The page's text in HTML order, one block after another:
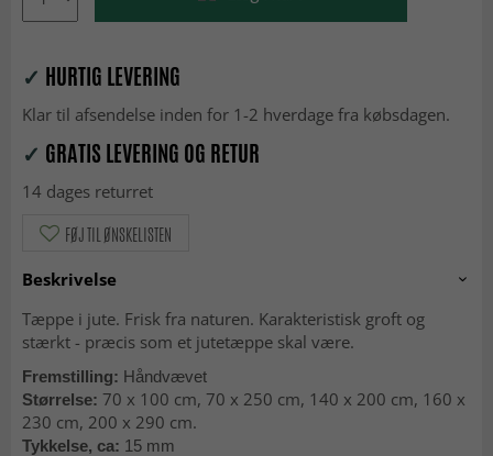
✓ HURTIG LEVERING
Klar til afsendelse inden for 1-2 hverdage fra købsdagen.
✓ GRATIS LEVERING OG RETUR
14 dages returret
FØJ TIL ØNSKELISTEN
Beskrivelse
Tæppe i jute. Frisk fra naturen. Karakteristisk groft og
stærkt - præcis som et jutetæppe skal være.
Fremstilling: Håndvævet
Størrelse: 70 x 100 cm, 70 x 250 cm, 140 x 200 cm, 160 x
230 cm, 200 x 290 cm.
Tykkelse, ca: 15 mm